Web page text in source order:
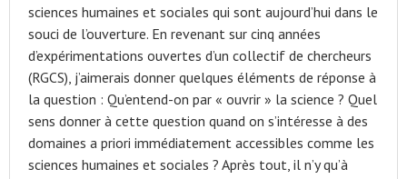
sciences humaines et sociales qui sont aujourd’hui dans le
souci de l’ouverture. En revenant sur cinq années
d’expérimentations ouvertes d’un collectif de chercheurs
(RGCS), j’aimerais donner quelques éléments de réponse à
la question : Qu’entend-on par « ouvrir » la science ? Quel
sens donner à cette question quand on s’intéresse à des
domaines a priori immédiatement accessibles comme les
sciences humaines et sociales ? Après tout, il n’y qu’à